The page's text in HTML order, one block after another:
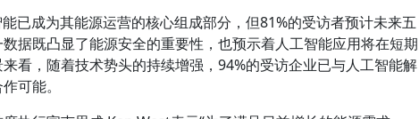
已成为其能源运营的核心组成部分，但81%的受访者预计未来五
据既凸显了能源安全的重要性，也预示着人工智能应用将在短期
看，随着技术势头的持续增强，94%的受访企业已与人工智能解
可能。